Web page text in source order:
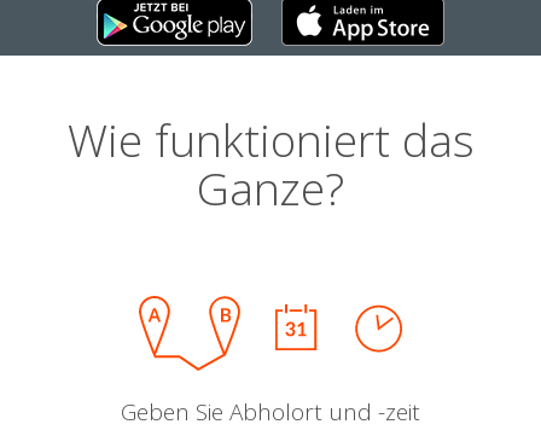
Wie funktioniert das
Ganze?
Geben Sie Abholort und -zeit